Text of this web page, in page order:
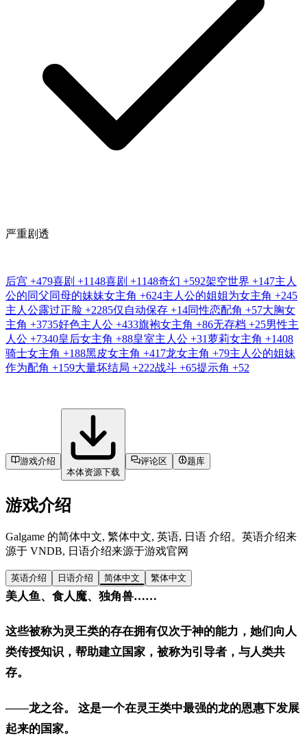
严重剧透
后宫 +479喜剧 +1148喜剧 +1148奇幻 +592架空世界 +147主人
公的同父同母的妹妹女主角 +624主人公的姐姐为女主角 +245
主人公露过正脸 +2285仅自动保存 +14同性恋配角 +57大胸女
主角 +3735好色主人公 +433旗袍女主角 +86无存档 +25男性主
人公 +7340皇后女主角 +88皇室主人公 +31萝莉女主角 +1408
骑士女主角 +188黑皮女主角 +417龙女主角 +79主人公的姐妹
作为配角 +159大量坏结局 +222战斗 +65提示角 +52
游戏介绍
本体资源下载
评论区 题库
游戏介绍
Galgame 的简体中文, 繁体中文, 英语, 日语 介绍。英语介绍来
源于 VNDB, 日语介绍来源于游戏官网
英语介绍 日语介绍 简体中文 繁体中文
美人鱼、食人魔、独角兽……
这些被称为灵王类的存在拥有仅次于神的能力，她们向人
类传授知识，帮助建立国家，被称为引导者，与人类共
存。
——龙之谷。 这是一个在灵王类中最强的龙的恩惠下发展
起来的国家。